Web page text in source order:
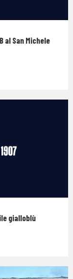
al San Michele
gialloblù